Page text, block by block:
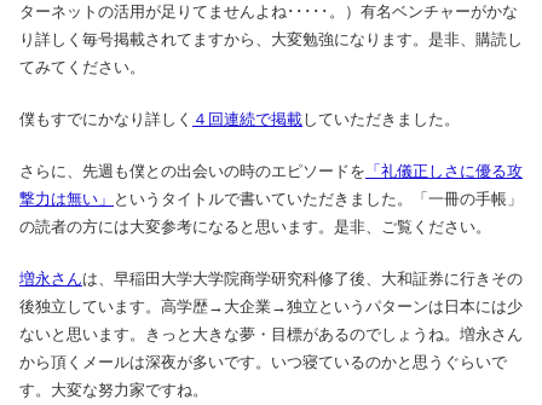
ターネットの活用が足りてませんよね･････。）有名ベンチャーがかな
り詳しく毎号掲載されてますから、大変勉強になります。是非、購読し
てみてください。
僕もすでにかなり詳しく ４回連続で掲載していただきました。
さらに、先週も僕との出会いの時のエピソードを 「礼儀正しさに優る攻
撃力は無い」 というタイトルで書いていただきました。「一冊の手帳」
の読者の方には大変参考になると思います。是非、ご覧ください。
増永さんは、早稲田大学大学院商学研究科修了後、大和証券に行きその
後独立しています。高学歴→大企業→独立というパターンは日本には少
ないと思います。きっと大きな夢・目標があるのでしょうね。増永さん
から頂くメールは深夜が多いです。いつ寝ているのかと思うぐらいで
す。大変な努力家ですね。